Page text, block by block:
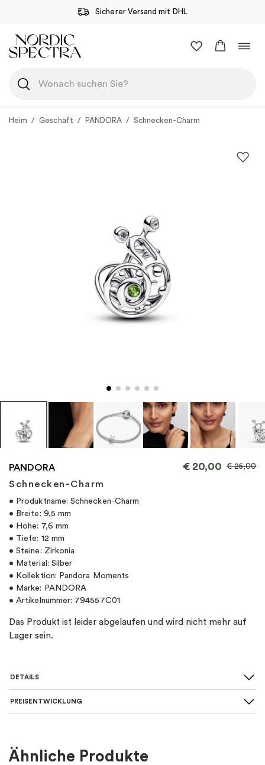
Sicherer Versand mit DHL
Inhalt
springen
Heim / Geschäft / PANDORA / Schnecken-Charm
PANDORA
Schnecken-Charm
€20,00 €25,00
• Produktname: Schnecken-Charm
• Breite: 9,5 mm
• Höhe: 7,6 mm
• Tiefe: 12 mm
• Steine: Zirkonia
• Material: Silber
• Kollektion: Pandora Moments
• Marke: PANDORA
• Artikelnummer: 794557C01
Das Produkt ist leider abgelaufen und wird nicht mehr auf
Lager sein.
DETAILS
Für wen:
PREISENTWICKLUNG
Ähnliche Produkte